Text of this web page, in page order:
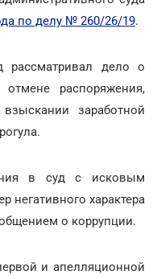
по делу № 260/26/19.
дело о
распоряжения,
заработной
в суд с исковым
характера
о коррупции.
и апелляционной